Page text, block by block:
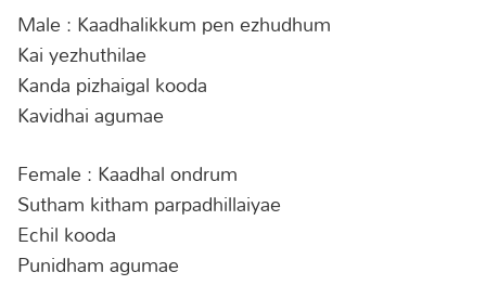
Male : Kaadhalikkum pen ezhudhum
Kai yezhuthilae
Kanda pizhaigal kooda
Kavidhai agumae
Female : Kaadhal ondrum
Sutham kitham parpadhillaiyae
Echil kooda
Punidham agumae